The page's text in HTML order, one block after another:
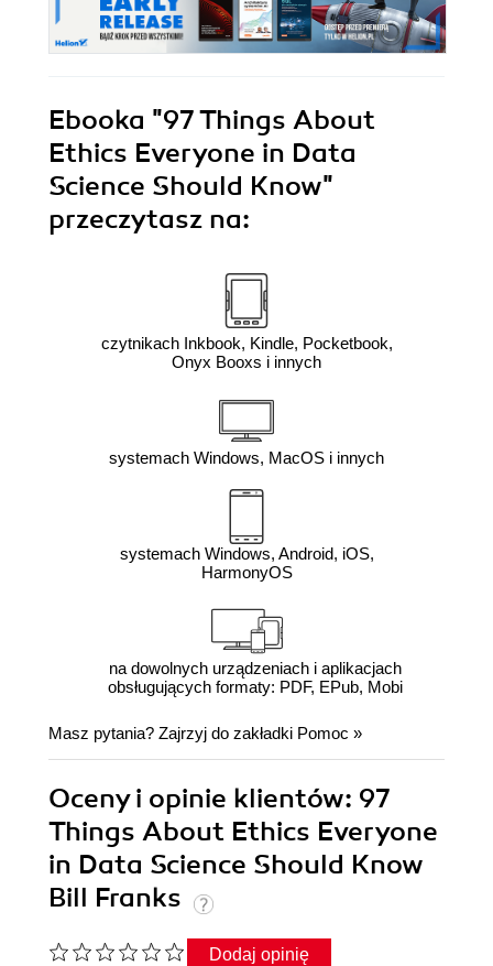
Ebooka "97 Things About
Ethics Everyone in Data
Science Should Know"
przeczytasz na:
czytnikach Inkbook, Kindle, Pocketbook,
Onyx Booxs i innych
systemach Windows, MacOS i innych
systemach Windows, Android, iOS,
HarmonyOS
na dowolnych urządzeniach i aplikacjach
obsługujących formaty: PDF, EPub, Mobi
Masz pytania? Zajrzyj do zakładki Pomoc »
Oceny i opinie klientów: 97
Things About Ethics Everyone
in Data Science Should Know
Bill Franks
Dodaj opinię